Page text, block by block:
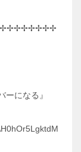
ーになる』